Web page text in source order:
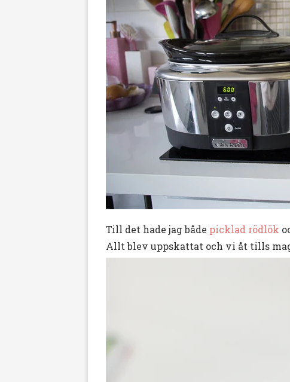
Till det hade jag både picklad rödlök
Allt blev uppskattat och vi åt tills